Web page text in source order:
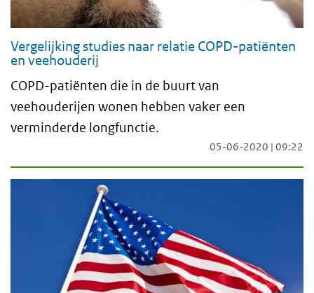
Vergelijking studies naar relatie COPD-patiënten
en veehouderij
COPD-patiënten die in de buurt van
veehouderijen wonen hebben vaker een
verminderde longfunctie.
05-06-2020 | 09:22